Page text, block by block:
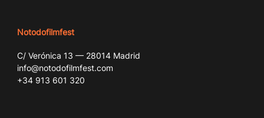
Notodofilmfest
C/ Verónica 13 — 28014 Madrid
info@notodofilmfest.com
+34 913 601 320